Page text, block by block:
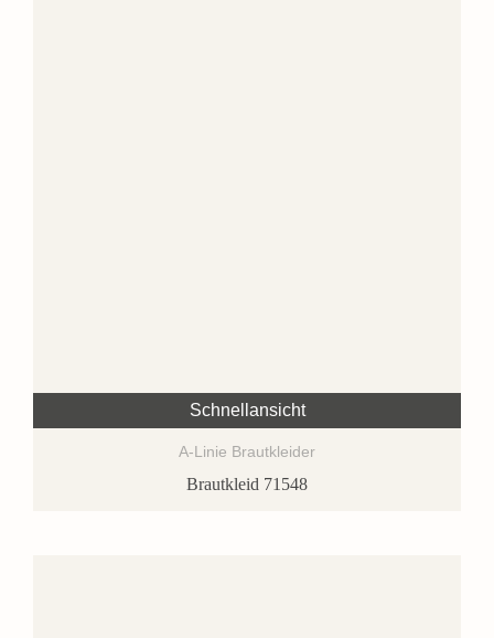
Schnellansicht
A-Linie Brautkleider
Brautkleid 71548